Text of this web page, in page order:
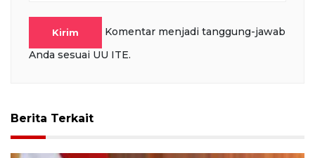
Kirim
Komentar menjadi tanggung-jawab
Anda sesuai UU ITE.
Berita Terkait